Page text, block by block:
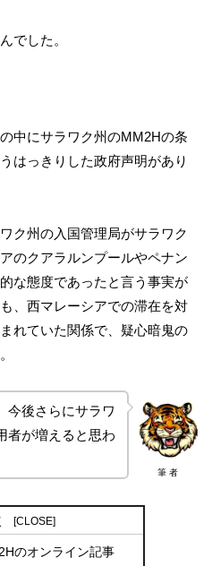
でした。
中にサラワク州のMM2Hの条
はっきりした政府声明があり
ク州の入国管理局がサラワク
のクアラルンプールやペナン
な態度であったと言う事実が
、西マレーシアでの滞在を対
れていた関係で、疑心暗鬼の
筆 者
今後さらにサラワ
者が増えると思わ
のオンライン記事